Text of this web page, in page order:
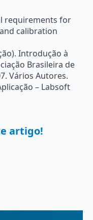
requirements for
calibration
Introdução à
Brasileira de
Vários Autores.
– Labsoft
artigo!